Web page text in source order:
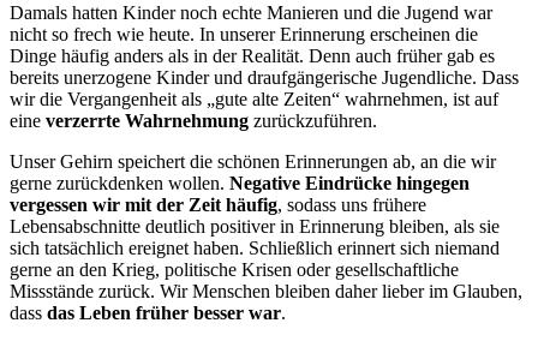
Damals hatten Kinder noch echte Manieren und die Jugend war
nicht so frech wie heute. In unserer Erinnerung erscheinen die
Dinge häufig anders als in der Realität. Denn auch früher gab es
bereits unerzogene Kinder und draufgängerische Jugendliche. Dass
wir die Vergangenheit als „gute alte Zeiten“ wahrnehmen, ist auf
eine verzerrte Wahrnehmung zurückzuführen.
Unser Gehirn speichert die schönen Erinnerungen ab, an die wir
gerne zurückdenken wollen. Negative Eindrücke hingegen
vergessen wir mit der Zeit häufig, sodass uns frühere
Lebensabschnitte deutlich positiver in Erinnerung bleiben, als sie
sich tatsächlich ereignet haben. Schließlich erinnert sich niemand
gerne an den Krieg, politische Krisen oder gesellschaftliche
Missstände zurück. Wir Menschen bleiben daher lieber im Glauben,
dass das Leben früher besser war.